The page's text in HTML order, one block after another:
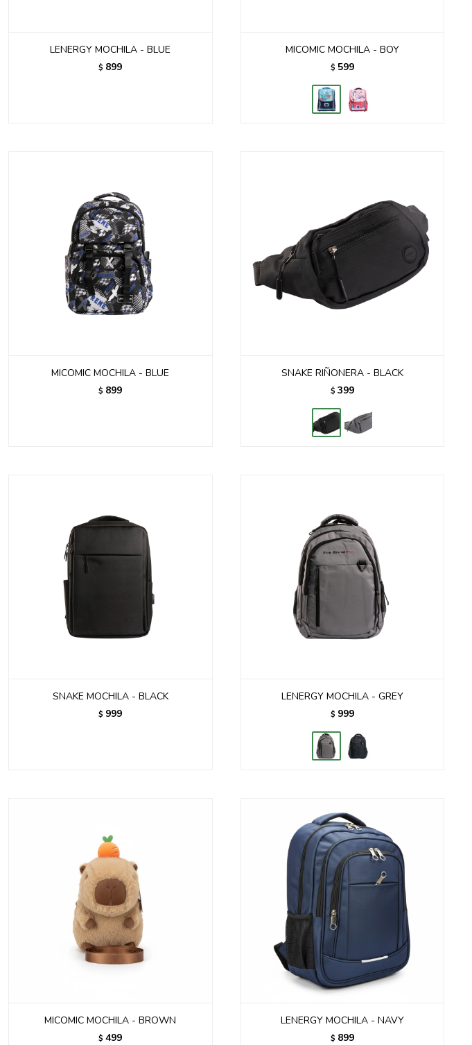
LENERGY MOCHILA - BLUE
$ 899
MICOMIC MOCHILA - BOY
$ 599
MICOMIC MOCHILA - BLUE
$ 899
SNAKE RIÑONERA - BLACK
$ 399
SNAKE MOCHILA - BLACK
$ 999
LENERGY MOCHILA - GREY
$ 999
MICOMIC MOCHILA - BROWN
$ 499
LENERGY MOCHILA - NAVY
$ 899